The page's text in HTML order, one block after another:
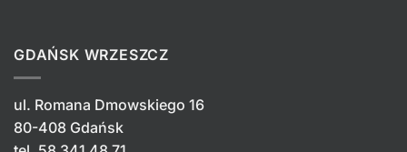
GDAŃSK WRZESZCZ
ul. Romana Dmowskiego 16
80-408 Gdańsk